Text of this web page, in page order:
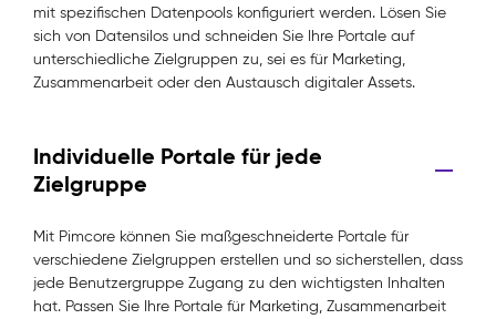
mit spezifischen Datenpools konfiguriert werden. Lösen Sie
sich von Datensilos und schneiden Sie Ihre Portale auf
unterschiedliche Zielgruppen zu, sei es für Marketing,
Zusammenarbeit oder den Austausch digitaler Assets.
Individuelle Portale für jede
Zielgruppe
Mit Pimcore können Sie maßgeschneiderte Portale für
verschiedene Zielgruppen erstellen und so sicherstellen, dass
jede Benutzergruppe Zugang zu den wichtigsten Inhalten
hat. Passen Sie Ihre Portale für Marketing, Zusammenarbeit